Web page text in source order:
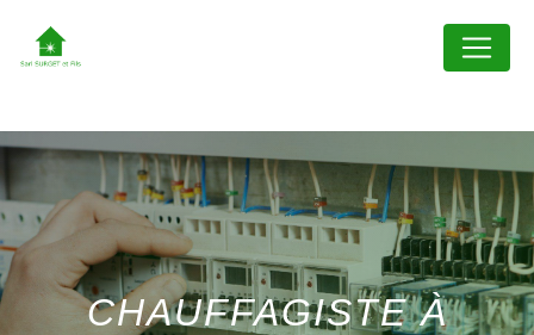
CHAUFFAGISTE À